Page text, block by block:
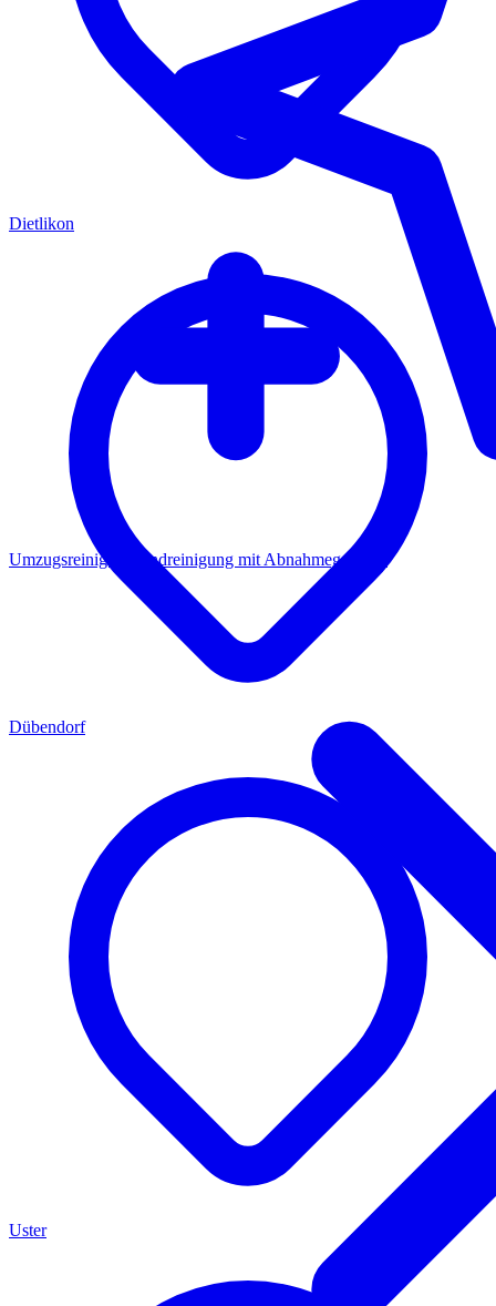
Umzugsreinigung Endreinigung mit Abnahmegarantie
Dietlikon
Dübendorf
Uster